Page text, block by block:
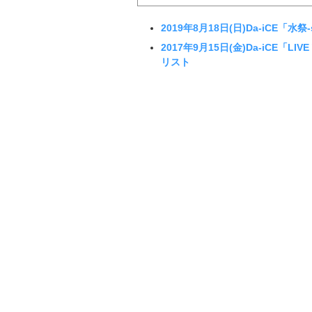
2019年8月18日(日)Da-iCE「水
2017年9月15日(金)Da-iCE「
リスト